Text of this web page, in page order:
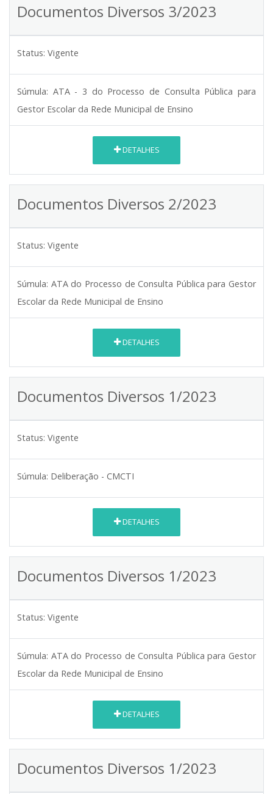
Documentos Diversos 3/2023
Status: Vigente
Súmula: ATA - 3 do Processo de Consulta Pública para
Gestor Escolar da Rede Municipal de Ensino
DETALHES
Documentos Diversos 2/2023
Status: Vigente
Súmula: ATA do Processo de Consulta Pública para Gestor
Escolar da Rede Municipal de Ensino
DETALHES
Documentos Diversos 1/2023
Status: Vigente
Súmula: Deliberação - CMCTI
DETALHES
Documentos Diversos 1/2023
Status: Vigente
Súmula: ATA do Processo de Consulta Pública para Gestor
Escolar da Rede Municipal de Ensino
DETALHES
Documentos Diversos 1/2023